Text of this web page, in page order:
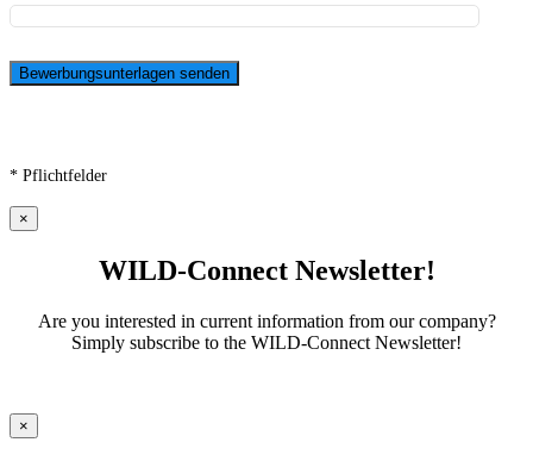
* Pflichtfelder
×
WILD-Connect Newsletter!
Are you interested in current information from our company?
Simply subscribe to the WILD-Connect Newsletter!
×